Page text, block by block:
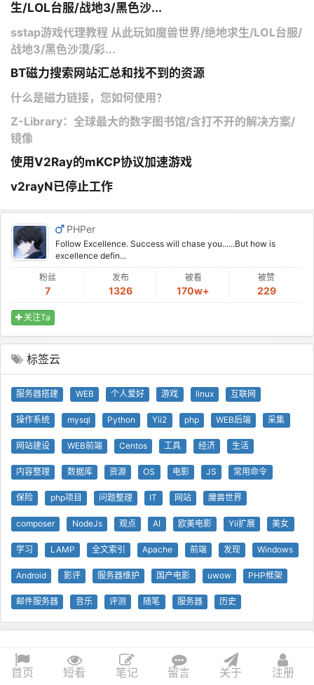
生/LOL台服/战地3/黑色沙...
sstap游戏代理教程 从此玩如魔兽世界/绝地求生/LOL台服/
战地3/黑色沙漠/彩...
BT磁力搜索网站汇总和找不到的资源
什么是磁力链接，您如何使用？
Z-Library：全球最大的数字图书馆/含打不开的解决方案/
镜像
使用V2Ray的mKCP协议加速游戏
v2rayN已停止工作
PHPer
Follow Excellence. Success will chase you......But how is
excellence defin...
粉丝
7
发布
1326
被看
170w+
被赞
229
关注Ta
标签云
服务器搭建 WEB 个人爱好 游戏 linux 互联网
操作系统 mysql Python Yii2 php WEB后端 采集
网站建设 WEB前端 Centos 工具 经济 生活
内容整理 数据库 资源 OS 电影 JS 常用命令
保险 php项目 问题整理 IT 网站 魔兽世界
composer NodeJs 观点 AI 欧美电影 Yii扩展 美女
学习 LAMP 全文索引 Apache 前端 发现 Windows
Android 影评 服务器维护 国产电影 uwow PHP框架
邮件服务器 音乐 评测 随笔 服务器 历史
© 查问我看 - 查问网 0.21s 1 GB 技术支持
Yii 框架
首页
短看 笔记 留言 关于 注册